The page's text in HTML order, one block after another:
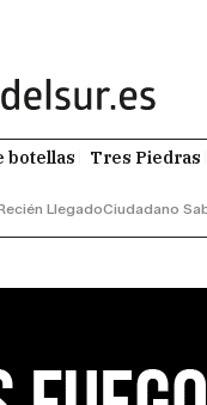
botellas Tres Piedras
LlegadoCiudadano